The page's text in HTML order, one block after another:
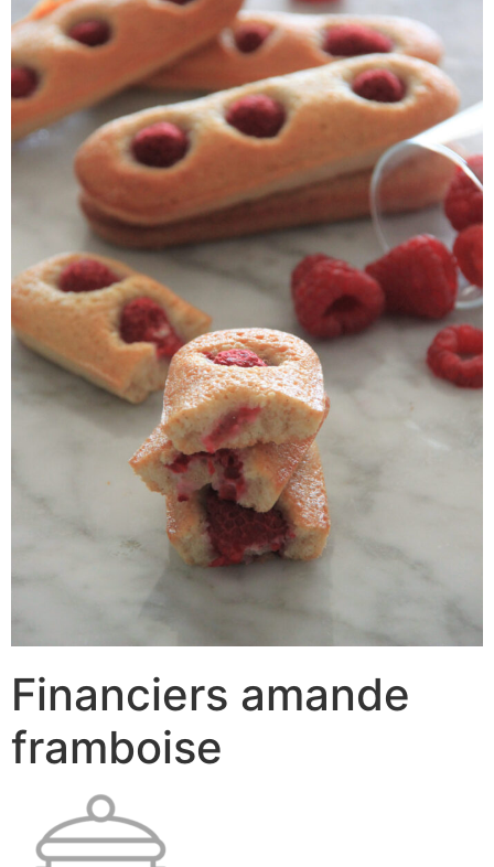
Financiers amande
framboise